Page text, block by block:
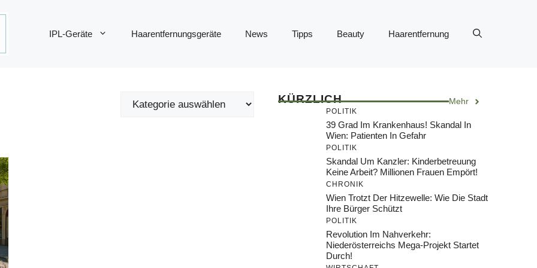
IPL-Geräte Haarentfernungsgeräte News Tipps Beauty Haarentfernung
KÜRZLICH Mehr
POLITIK
39 Grad Im Krankenhaus! Skandal In
Wien: Patienten In Gefahr
POLITIK
Skandal Um Kanzler: Kinderbetreuung
Keine Arbeit? Millionen Frauen Empört!
CHRONIK
Wien Trotzt Der Hitzewelle: Wie Die Stadt
Ihre Bürger Schützt
POLITIK
Revolution Im Nahverkehr:
Niederösterreichs Mega-Projekt Startet
Durch!